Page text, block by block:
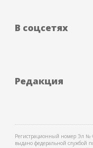
В соцсетях
Редакция
Регистрационный номер Эл №
выдано федеральной службой